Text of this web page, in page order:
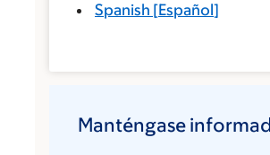
Spanish [Español]
Manténgase